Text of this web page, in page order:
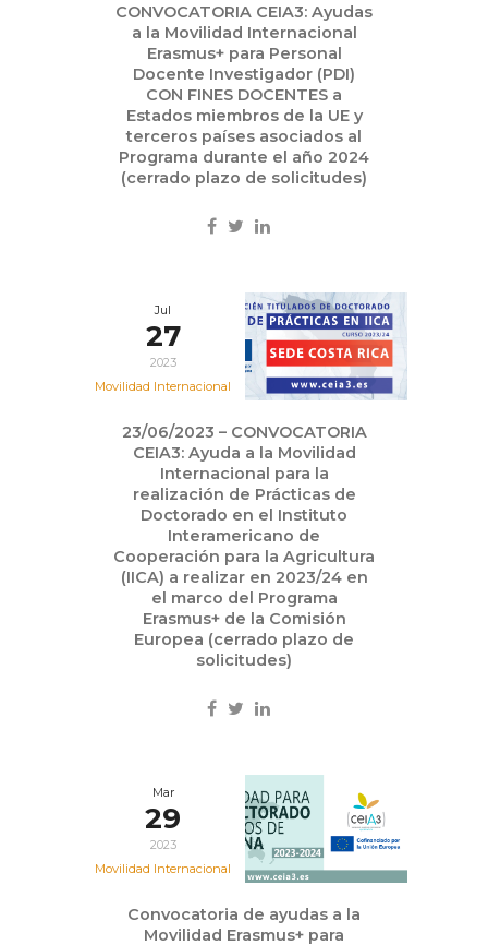
CONVOCATORIA CEIA3: Ayudas
a la Movilidad Internacional
Erasmus+ para Personal
Docente Investigador (PDI)
CON FINES DOCENTES a
Estados miembros de la UE y
terceros países asociados al
Programa durante el año 2024
(cerrado plazo de solicitudes)
Jul
27
2023
Movilidad Internacional
23/06/2023 – CONVOCATORIA
CEIA3: Ayuda a la Movilidad
Internacional para la
realización de Prácticas de
Doctorado en el Instituto
Interamericano de
Cooperación para la Agricultura
(IICA) a realizar en 2023/24 en
el marco del Programa
Erasmus+ de la Comisión
Europea (cerrado plazo de
solicitudes)
Mar
29
2023
Movilidad Internacional
Convocatoria de ayudas a la
Movilidad Erasmus+ para